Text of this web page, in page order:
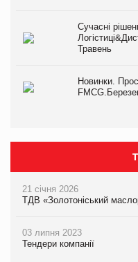
Сучасні
Травень
Новинки.
21 січня 2026
ТДВ «Золотоніський
03 липня 2023
Тендери компанії